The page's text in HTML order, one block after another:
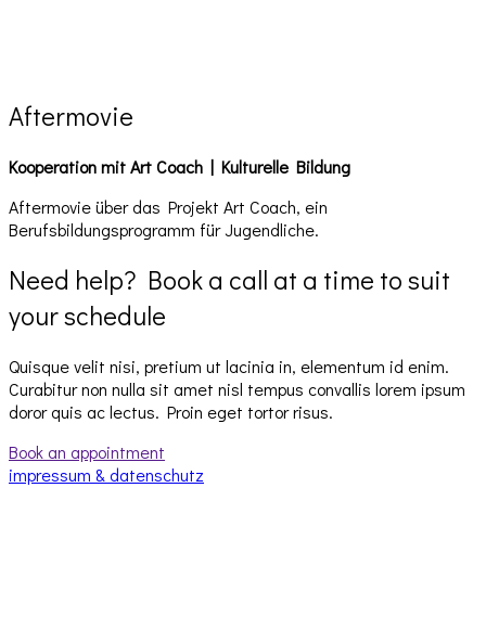
Aftermovie
Kooperation mit Art Coach | Kulturelle Bildung
Aftermovie über das Projekt Art Coach, ein
Berufsbildungsprogramm für Jugendliche.
Need help? Book a call at a time to suit
your schedule
Quisque velit nisi, pretium ut lacinia in, elementum id enim.
Curabitur non nulla sit amet nisl tempus convallis lorem ipsum
doror quis ac lectus. Proin eget tortor risus.
Book an appointment
impressum & datenschutz